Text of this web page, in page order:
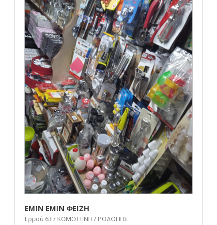
ΕΜΙΝ ΕΜΙΝ ΦΕΙΖΗ
Ερμού 63 / ΚΟΜΟΤΗΝΗ / ΡΟΔΟΠΗΣ